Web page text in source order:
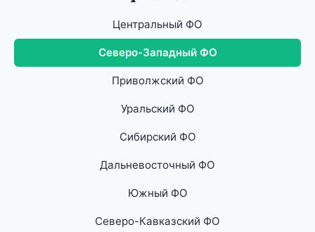
Центральный ФО
Северо-Западный ФО
Приволжский ФО
Уральский ФО
Сибирский ФО
Дальневосточный ФО
Южный ФО
Северо-Кавказский ФО